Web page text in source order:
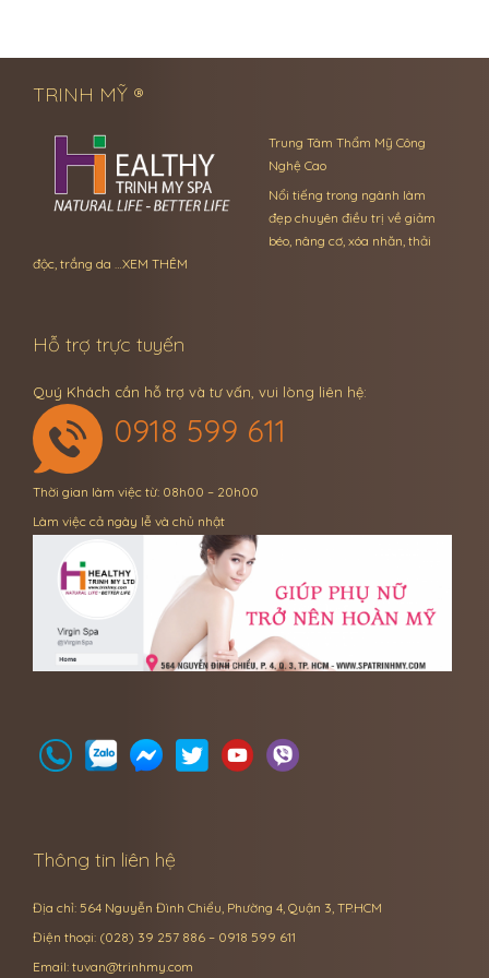
TRINH MỸ ®
Trung Tâm Thẩm Mỹ Công
Nghệ Cao
Nổi tiếng trong ngành làm
đẹp chuyên điều trị về giảm
béo, nâng cơ, xóa nhăn, thải
độc, trắng da … XEM THÊM
Hỗ trợ trực tuyến
Quý Khách cần hỗ trợ và tư vấn, vui lòng liên hệ:
0918 599 611
Thời gian làm việc từ: 08h00 – 20h00
Làm việc cả ngày lễ và chủ nhật
Thông tin liên hệ
Địa chỉ: 564 Nguyễn Đình Chiểu, Phường 4, Quận 3, TP.HCM
Điện thoại: (028) 39 257 886 – 0918 599 611
Email: tuvan@trinhmy.com